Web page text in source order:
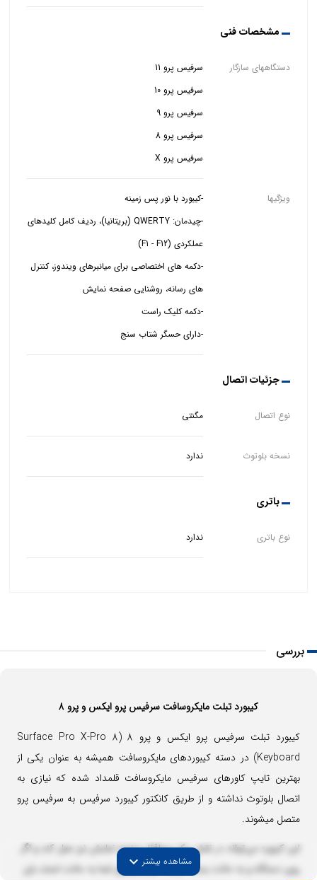
مشخصات فنی
دستگاههای سازگار
سرفیس پرو 11
سرفیس پرو 10
سرفیس پرو 9
سرفیس پرو 8
سرفیس پرو X
ویژگیها
-کیبورد با نور پس زمینه
-چیدمان: QWERTY (بریتانیا)، ردیف کامل کلیدهای
عملکردی (F1 - F12)
-دکمه های اختصاصی برای میانبرهای ویندوز، کنترل
های رسانه، روشنایی صفحه نمایش
-دکمه کلیک راست
-دارای حسگر شتاب سنج
جزئیات اتصال
نوع اتصال مگنتی
نسخه بلوتوث ندارد
باتری
نوع باتری ندارد
بررسی
کیبورد تبلت مایکروسافت سرفیس پرو ایکس و پرو 8
کیبورد تبلت سرفیس پرو ایکس و پرو 8 (Surface Pro X-Pro 8
Keyboard) در دسته کیبوردهای مایکروسافت همیشه به عنوان یکی از
بهترین تایپ کاورهای سرفیس مایکروسافت قلمداد شده که نیازی به
اتصال بلوتوث نداشته و از طریق کانکتور کیبورد سرفیس به سرفیس پرو
متصل میشوند.
این کیبورد می‌تواند در نقش یک محافظ صفحه نمایش نیز عمل کند و اگر
روی دستگاه و به حالت بسته درآید، سرفیس پرو شما به حالت استند بای
مشاهده بیشترexpand_more